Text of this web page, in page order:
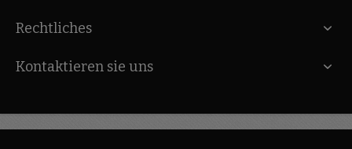
Rechtliches
Kontaktieren sie uns